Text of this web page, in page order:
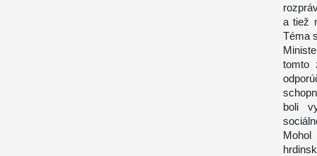
a tiež
Téma
tomto
boli